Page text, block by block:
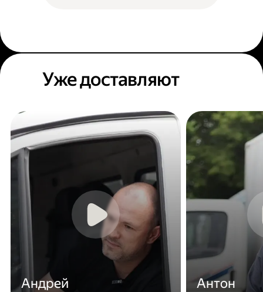
Уже доставляют
Андрей Антон